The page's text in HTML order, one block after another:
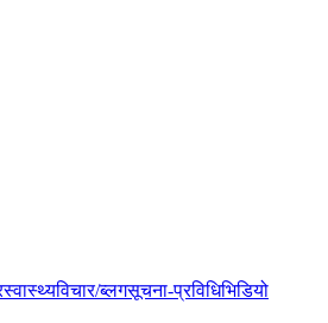
स्वास्थ्यविचार/ब्लगसूचना-प्रविधिभिडियो